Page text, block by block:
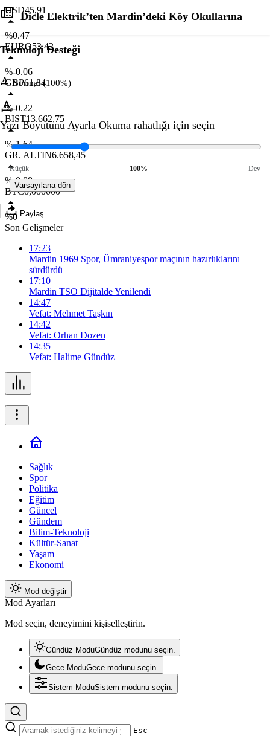
USD45,91
%0.47
EURO53,42
%-0.06
GBP61,84
%-0.22
BIST13.662,75
%-1.64
GR. ALTIN6.658,45
%-0.88
BTC0,000000
%0
Son Gelişmeler
17:23
Mardin 1969 Spor, Ümraniyespor maçının hazırlıklarını
sürdürdü
17:10
Mardin TSO Dijitalde Yenilendi
14:47
Vefat: Mehmet Taşkın
14:42
Vefat: Orhan Dozen
14:35
Vefat: Halime Gündüz
Sağlık
Spor
Politika
Eğitim
Güncel
Gündem
Bilim-Teknoloji
Kültür-Sanat
Yaşam
Ekonomi
Mod değiştir
Mod Ayarları
Mod seçin, deneyimini kişiselleştirin.
Gündüz ModuGündüz modunu seçin.
Gece ModuGece modunu seçin.
Sistem ModuSistem modunu seçin.
Esc
Dicle Elektrik’ten Mardin’deki Köy Okullarına
Teknoloji Desteği
Normal (100%)
Yazı Boyutunu Ayarla Okuma rahatlığı için seçin
Küçük 100% Dev
Varsayılana dön
Paylaş